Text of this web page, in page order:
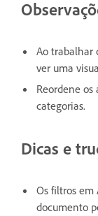
Ao trabalhar
ver uma
Reordene
categorias.
Dicas e
Os filtros em
documento